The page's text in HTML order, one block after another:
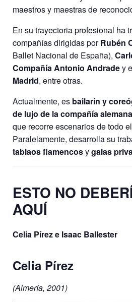
maestros y maestras de
En su trayectoria profesional ha
compañías dirigidas porRubén
Ballet Nacional de España),
Compañía Antonio Andradey
Madrid, entre otras.
Actualmente, es bailarín y
de lujo de la compañía
que recorre escenarios de todo
Paralelamente, desarrolla su
tablaos flamencosygalas
ESTO NO
AQUÍ
Celia Pírez e Isaac Ballester
Celia Pírez
(Almería, 2001)